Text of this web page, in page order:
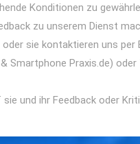
Konditionen zu
zu unserem Dienst
sie kontaktieren uns per
Smartphone Praxis.de)
und ihr Feedback oder